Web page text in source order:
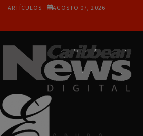
ARTÍCULOS AGOSTO 07, 2026